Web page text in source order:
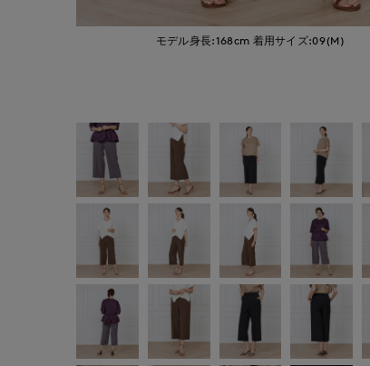
モデル身長:168cm 着用サイズ:09(M)